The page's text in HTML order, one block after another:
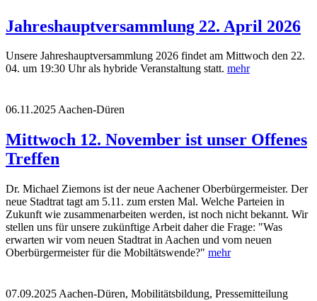
Jahreshauptversammlung 22. April 2026
Unsere Jahreshauptversammlung 2026 findet am Mittwoch den 22.
04. um 19:30 Uhr als hybride Veranstaltung statt. mehr
06.11.2025Aachen-Düren
Mittwoch 12. November ist unser Offenes
Treffen
Dr. Michael Ziemons ist der neue Aachener Oberbürgermeister. Der
neue Stadtrat tagt am 5.11. zum ersten Mal. Welche Parteien in
Zukunft wie zusammenarbeiten werden, ist noch nicht bekannt. Wir
stellen uns für unsere zukünftige Arbeit daher die Frage: "Was
erwarten wir vom neuen Stadtrat in Aachen und vom neuen
Oberbürgermeister für die Mobiltätswende?" mehr
07.09.2025 Aachen-Düren, Mobilitätsbildung, Pressemitteilung